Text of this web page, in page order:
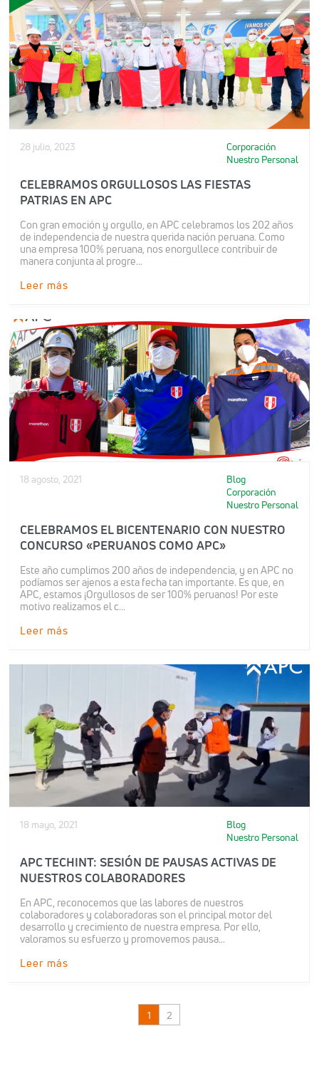
28 julio, 2023
Corporación
Nuestro Personal
CELEBRAMOS ORGULLOSOS LAS FIESTAS
PATRIAS EN APC
Con gran emoción y orgullo, en APC celebramos los 202 años
de independencia de nuestra querida nación peruana. Como
una empresa 100% peruana, nos enorgullece contribuir de
manera conjunta al progre...
Leer más
18 agosto, 2021
Blog
Corporación
Nuestro Personal
CELEBRAMOS EL BICENTENARIO CON NUESTRO
CONCURSO «PERUANOS COMO APC»
Este año cumplimos 200 años de independencia, y en APC no
podíamos ser ajenos a esta fecha tan importante. Es que, en
APC, estamos ¡Orgullosos de ser 100% peruanos! Por este
motivo realizamos el c...
Leer más
18 mayo, 2021
Blog
Nuestro Personal
APC TECHINT: SESIÓN DE PAUSAS ACTIVAS DE
NUESTROS COLABORADORES
En APC, reconocemos que las labores de nuestros
colaboradores y colaboradoras son el principal motor del
desarrollo y crecimiento de nuestra empresa. Por ello,
valoramos su esfuerzo y promovemos pausa...
Leer más
1 2